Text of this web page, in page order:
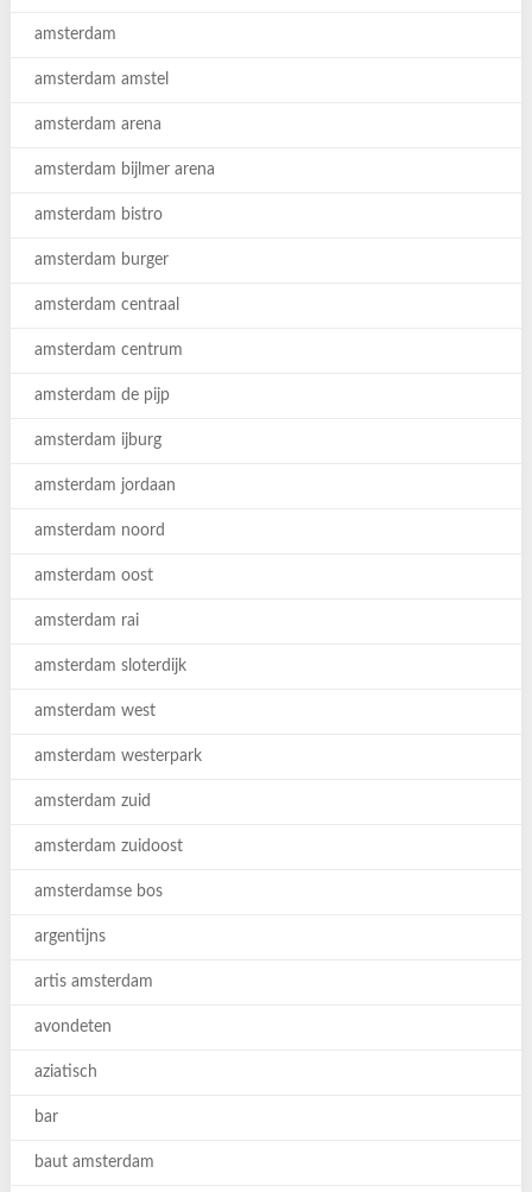
amsterdam
amsterdam amstel
amsterdam arena
amsterdam bijlmer arena
amsterdam bistro
amsterdam burger
amsterdam centraal
amsterdam centrum
amsterdam de pijp
amsterdam ijburg
amsterdam jordaan
amsterdam noord
amsterdam oost
amsterdam rai
amsterdam sloterdijk
amsterdam west
amsterdam westerpark
amsterdam zuid
amsterdam zuidoost
amsterdamse bos
argentijns
artis amsterdam
avondeten
aziatisch
bar
baut amsterdam